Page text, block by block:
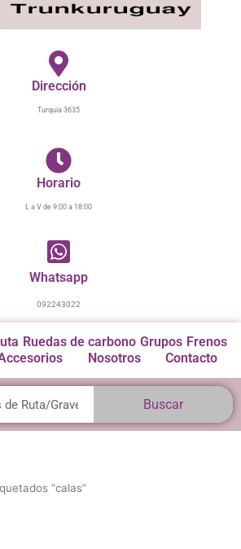
Dirección
Turquia 3635
Horario
L a V de 9:00 a 18:00
Whatsapp
092243022
Ruedas de carbono Grupos Frenos
Nosotros Contacto
Buscar
“calas”